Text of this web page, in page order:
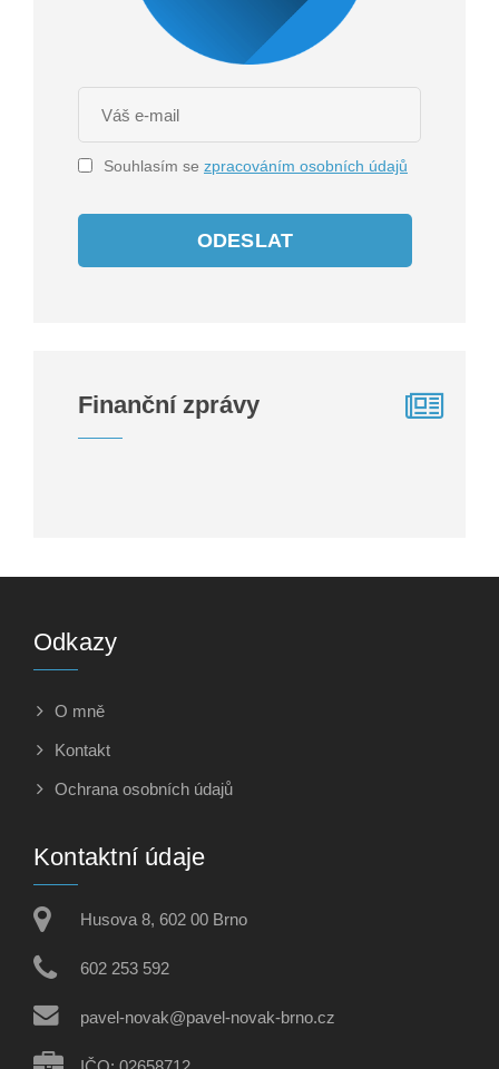
Souhlasím se zpracováním osobních údajů
ODESLAT
Finanční zprávy
Odkazy
O mně
Kontakt
Ochrana osobních údajů
Kontaktní údaje
Husova 8, 602 00 Brno
602 253 592
pavel-novak@pavel-novak-brno.cz